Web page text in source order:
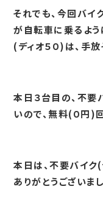
それでも、今回バイ
が自転車に乗るよう
(ディオ５０)は、手
本日３台目の、不要
いので、無料(０円)
本日は、不要バイク
ありがとうございま